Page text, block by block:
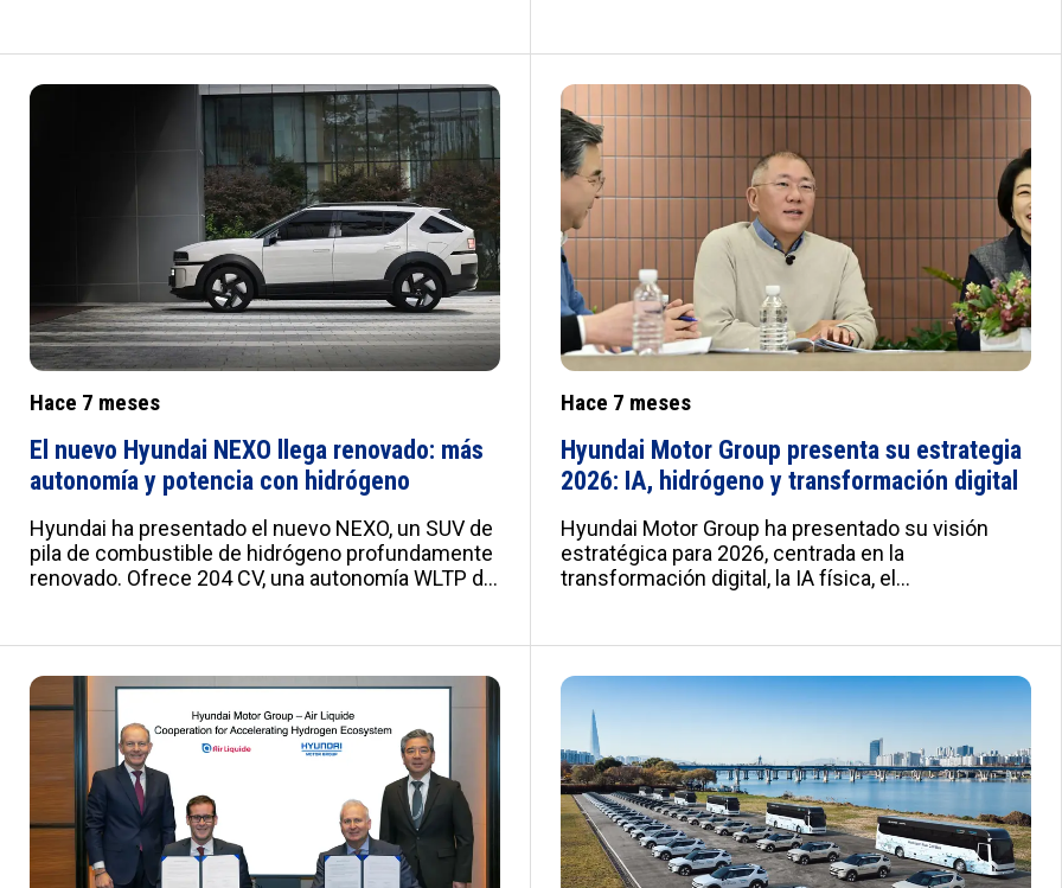
Hace 7 meses
El nuevo Hyundai NEXO llega renovado: más
autonomía y potencia con hidrógeno
Hyundai ha presentado el nuevo NEXO, un SUV de
pila de combustible de hidrógeno profundamente
renovado. Ofrece 204 CV, una autonomía WLTP de
Hace 7 meses
Hyundai Motor Group presenta su estrategia
2026: IA, hidrógeno y transformación digital
Hyundai Motor Group ha presentado su visión
estratégica para 2026, centrada en la
transformación digital, la IA física, el
destacó cinco prioridades clave para navegar el
cambiante panorama mundial y liderar nuevos
estándares de la industria.